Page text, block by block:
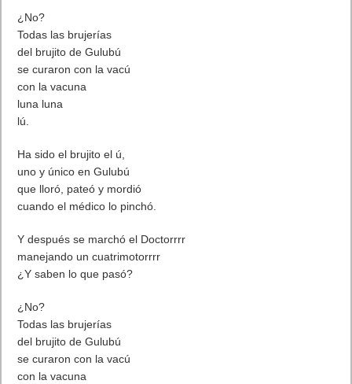
¿No?
Todas las brujerías
del brujito de Gulubú
se curaron con la vacú
con la vacuna
luna luna
lú.
Ha sido el brujito el ú,
uno y único en Gulubú
que lloró, pateó y mordió
cuando el médico lo pinchó.
Y después se marchó el Doctorrrr
manejando un cuatrimotorrrr
¿Y saben lo que pasó?
¿No?
Todas las brujerías
del brujito de Gulubú
se curaron con la vacú
con la vacuna